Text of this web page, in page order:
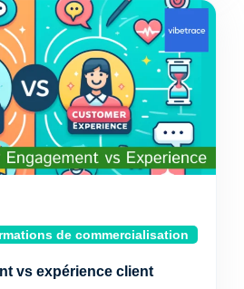
de commercialisation
vs expérience client